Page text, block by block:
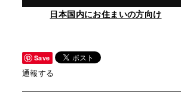
日本国内にお住まいの方向け
Save
通報する